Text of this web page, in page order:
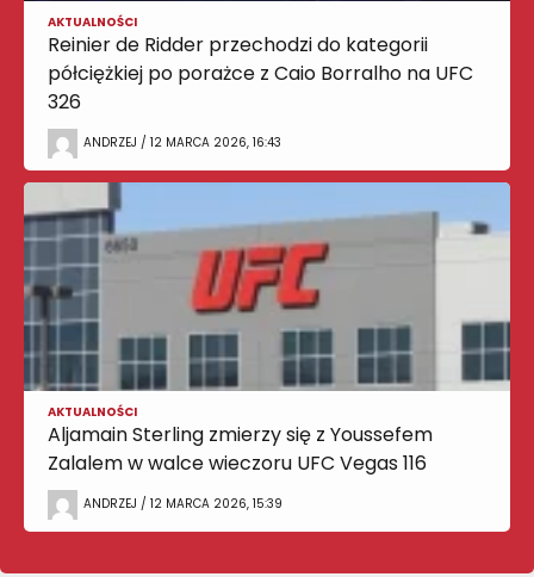
AKTUALNOŚCI
Reinier de Ridder przechodzi do kategorii
półciężkiej po porażce z Caio Borralho na UFC
326
ANDRZEJ / 12 MARCA 2026, 16:43
AKTUALNOŚCI
Aljamain Sterling zmierzy się z Youssefem
Zalalem w walce wieczoru UFC Vegas 116
ANDRZEJ / 12 MARCA 2026, 15:39